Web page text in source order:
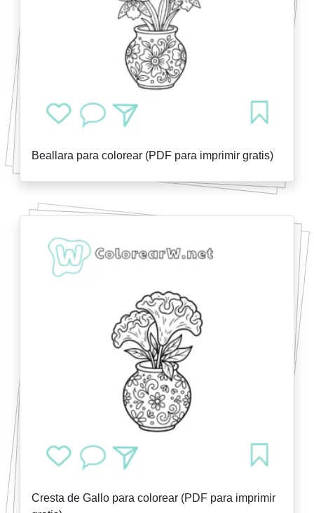
Beallara para colorear (PDF para imprimir gratis)
Cresta de Gallo para colorear (PDF para imprimir